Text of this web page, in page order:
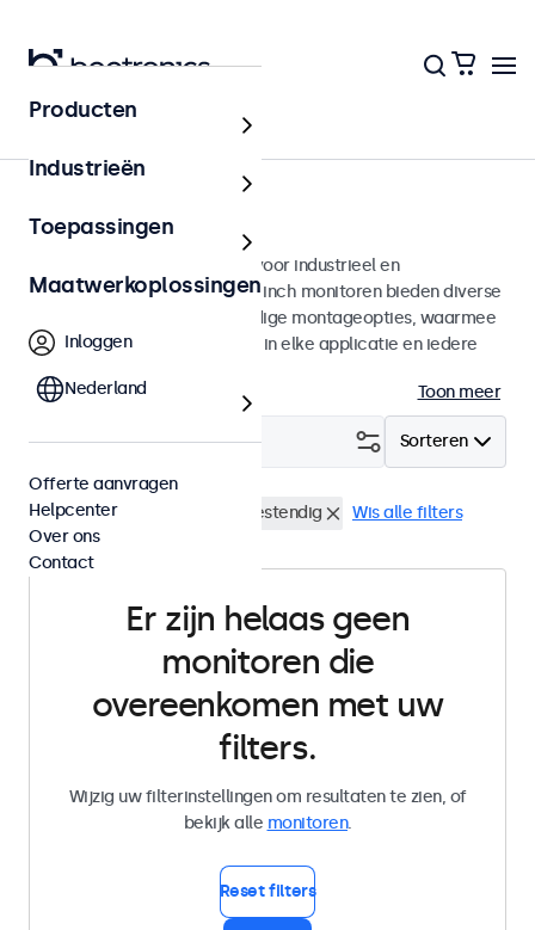
Monitoren
7 inch monitoren
7 inch monitoren ontworpen voor industrieel en
commercieel gebruik. Deze 7 inch monitoren bieden diverse
videoaansluitingen en veelzijdige montageopties, waarmee
ze naadloos te integreren zijn in elke applicatie en iedere
Toon meer
Sorteren
Filter (0)
7 inch monitoren Vandaalbestendig Wis alle filters
Er zijn helaas geen
monitoren die
overeenkomen met uw
filters.
Wijzig uw filterinstellingen om resultaten te zien, of
bekijk alle monitoren.
Reset filters
Producten
Industrieën
Toepassingen
Maatwerkoplossingen
Inloggen
Nederland
Offerte aanvragen
Helpcenter
Over ons
Contact